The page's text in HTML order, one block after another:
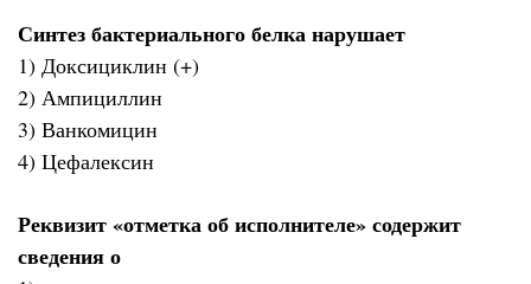
Синтез бактериального белка нарушает
1) Доксициклин (+)
2) Ампициллин
3) Ванкомицин
4) Цефалексин
Реквизит «отметка об исполнителе» содержит
сведения о